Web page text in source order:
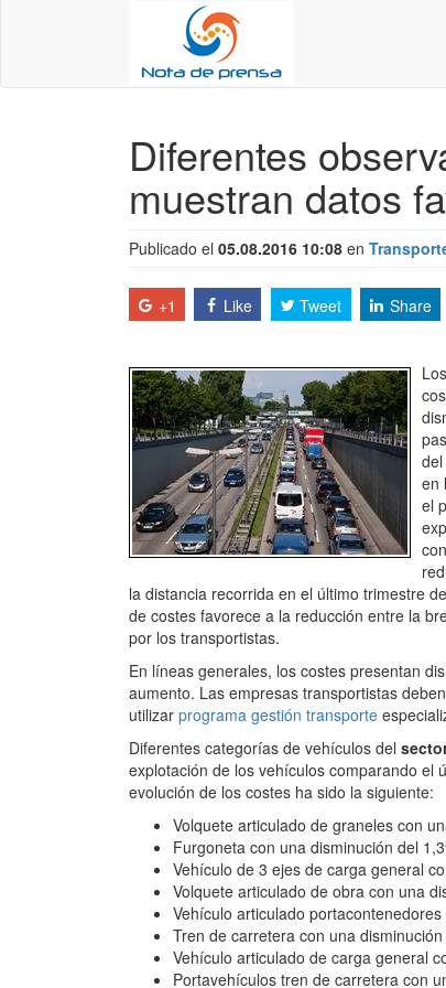
Diferentes
muestran datos
Publicado el 05.08.2016 10:08 en
+1 Like Tweet Share
en
el
la distancia recorrida en el último trimestre
de costes favorece a la reducción entre la
por los transportistas.
En líneas generales, los costes presentan
aumento. Las empresas transportistas
utilizar programa gestión transporte
Diferentes categorías de vehículos del
explotación de los vehículos comparando el
evolución de los costes ha sido la siguiente:
Volquete articulado de graneles con
Furgoneta con una disminución del
Vehículo de 3 ejes de carga general
Volquete articulado de obra con una
Vehículo articulado
Tren de carretera con una
Vehículo articulado de carga general
Portavehículos tren de carretera con